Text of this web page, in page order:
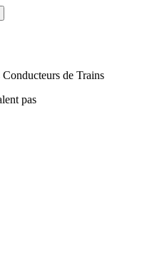
de Trains
pas